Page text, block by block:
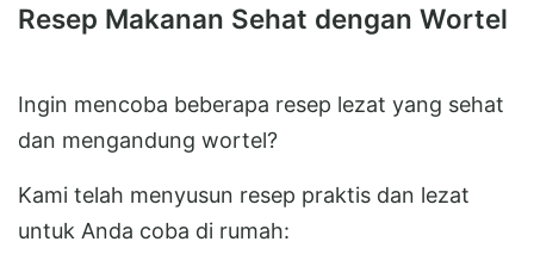
Resep Makanan Sehat dengan Wortel
Ingin mencoba beberapa resep lezat yang sehat
dan mengandung wortel?
Kami telah menyusun resep praktis dan lezat
untuk Anda coba di rumah: